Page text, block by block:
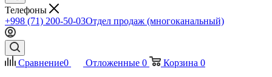
Телефоны
+998 (71) 200-50-03Отдел продаж (многоканальный)
Сравнение0 Отложенные 0 Корзина 0